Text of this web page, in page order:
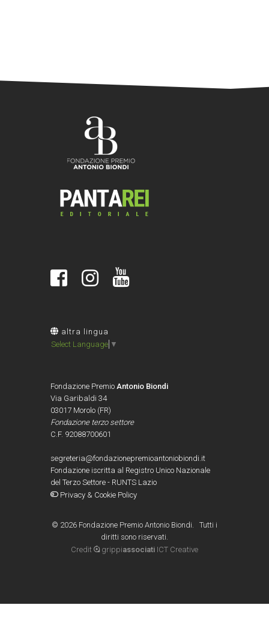
altra lingua
Select Language ▼
Fondazione Premio Antonio Biondi
Via Garibaldi 34
03017 Morolo (FR)
Fondazione terzo settore
C.F. 92088700601
segreteria@fondazionepremioantoniobiondi.it
Fondazione iscritta al Registro Unico Nazionale
del Terzo Settore - RUNTS Lazio
Privacy & Cookie Policy
© 2026 Fondazione Premio Antonio Biondi. Tutti i
diritti sono riservati.
Credit
grippiassociati ICT Creative